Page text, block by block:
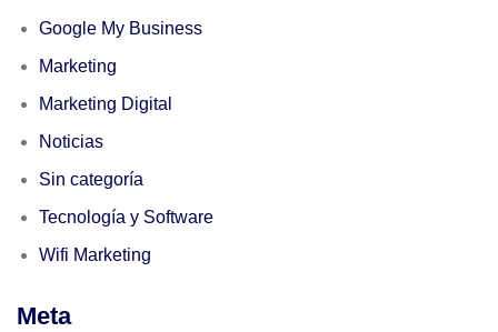
Google My Business
Marketing
Marketing Digital
Noticias
Sin categoría
Tecnología y Software
Wifi Marketing
Meta